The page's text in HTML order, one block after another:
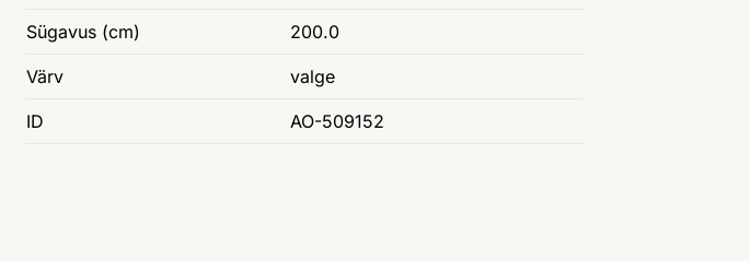
Sügavus (cm) 200.0
Värv valge
ID AO-509152